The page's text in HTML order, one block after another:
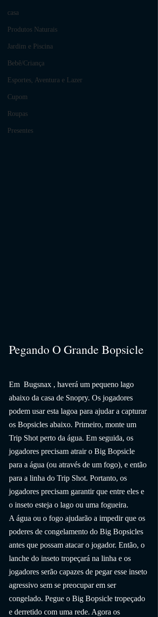
casa
Produtos Naturais
Jardim e Piscina
Bebê/Criança
Esportes, Aventura e Lazer
Cupom
Roupas
Presentes
Pegando O Grande Bopsicle
Em  Bugsnax , haverá um pequeno lago
abaixo da casa de Snopry. Os jogadores
podem usar esta lagoa para ajudar a capturar
os Bopsicles abaixo. Primeiro, monte um
Trip Shot perto da água. Em seguida, os
jogadores precisam atrair o Big Bopsicle
para a água (ou através de um fogo), e então
para a linha do Trip Shot. Portanto, os
jogadores precisam garantir que entre eles e
o inseto esteja o lago ou uma fogueira.
A água ou o fogo ajudarão a impedir que os
poderes de congelamento do Big Bopsicles
antes que possam atacar o jogador. Então, o
lanche do inseto tropeçará na linha e os
jogadores serão capazes de pegar esse inseto
agressivo sem se preocupar em ser
congelado. Pegue o Big Bopsicle tropeçado
e derretido com uma rede. Agora os